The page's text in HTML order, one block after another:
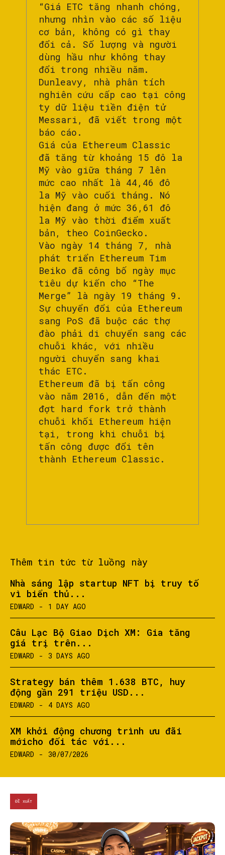
“Giá ETC tăng nhanh chóng,
nhưng nhìn vào các số liệu
cơ bản, không có gì thay
đổi cả. Số lượng và người
dùng hầu như không thay
đổi trong nhiều năm.
Dunleavy, nhà phân tích
nghiên cứu cấp cao tại công
ty dữ liệu tiền điện tử
Messari, đã viết trong một
báo cáo.
Giá của Ethereum Classic
đã tăng từ khoảng 15 đô la
Mỹ vào giữa tháng 7 lên
mức cao nhất là 44,46 đô
la Mỹ vào cuối tháng. Nó
hiện đang ở mức 36,61 đô
la Mỹ vào thời điểm xuất
bản, theo CoinGecko.
Vào ngày 14 tháng 7, nhà
phát triển Ethereum Tim
Beiko đã công bố ngày mục
tiêu dự kiến cho “The
Merge” là ngày 19 tháng 9.
Sự chuyển đổi của Ethereum
sang PoS đã buộc các thợ
đào phải di chuyển sang các
chuỗi khác, với nhiều
người chuyển sang khai
thác ETC.
Ethereum đã bị tấn công
vào năm 2016, dẫn đến một
đợt hard fork trở thành
chuỗi khối Ethereum hiện
tại, trong khi chuỗi bị
tấn công được đổi tên
thành Ethereum Classic.
Thêm tin tức từ luồng này
Nhà sáng lập startup NFT bị truy tố
vì biển thủ...
EDWARD - 1 DAY AGO
Câu Lạc Bộ Giao Dịch XM: Gia tăng
giá trị trên...
EDWARD - 3 DAYS AGO
Strategy bán thêm 1.638 BTC, huy
động gần 291 triệu USD...
EDWARD - 4 DAYS AGO
XM khởi động chương trình ưu đãi
mớicho đối tác với...
EDWARD - 30/07/2026
ĐỀ XUẤT